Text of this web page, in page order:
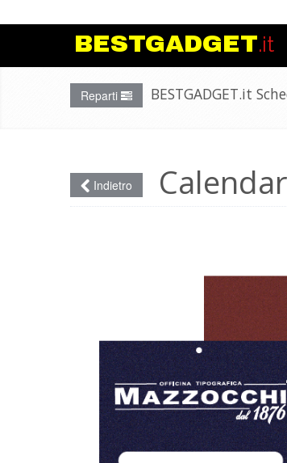
https://www.rna.gov.it/
BESTGADGET.it
Reparti BESTGADGET.it
Indietro